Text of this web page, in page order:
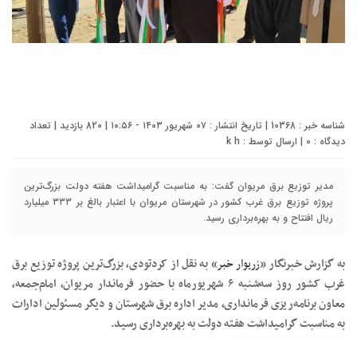
شناسه خبر : 10368 | تاریخ انتشار : ۰۷ شهریور ۱۴۰۳ - ۱۰:۵۶ | 820 بازدید | تعداد
دیدگاه : 0 | ارسال توسط : k h
مدیر توزیع برق مریوان گفت: به مناسبت گرامیداشت هفته دولت بزرگ‌ترین
پروژه توزیع برق غرب کشور در شهرستان مریوان با اعتبار بالغ بر ۳۳۳ میلیارد
ریال افتتاح و به بهره‌برداری رسید.
به گزارش خبرنگار «زریوار خبر» به نقل از کردتودی، بزرگ‌ترین پروژه توزیع برق
غرب کشور روز سه‌شنبه ۶ شهریورماه با حضور فرماندار مریوان، امام‌جمعه،
معاون برنامه‌ریزی فرمانداری، مدیر اداره برق شهرستان و دیگر مسئولین ادارات
به مناسبت گرامیداشت هفته دولت به بهره‌برداری رسید.